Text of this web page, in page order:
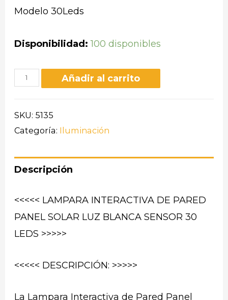
Modelo 30Leds
Disponibilidad: 100 disponibles
Añadir al carrito
SKU: 5135
Categoría: Iluminación
Descripción
<<<<< LAMPARA INTERACTIVA DE PARED
PANEL SOLAR LUZ BLANCA SENSOR 30
LEDS >>>>>
<<<<< DESCRIPCIÓN: >>>>>
La Lampara Interactiva de Pared Panel